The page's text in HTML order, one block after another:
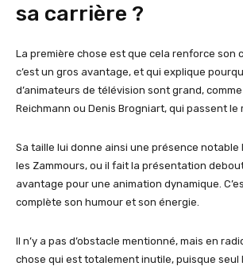
sa carrière ?
La première chose est que cela renforce son
c’est un gros avantage, et qui explique
d’animateurs de télévision sont grand,
Reichmann ou Denis Brogniart, qui passent le
Sa taille lui donne ainsi une présence notable
les Zammours, ou il fait la présentation
avantage pour une animation dynamique.​
complète son humour et son énergie.​
Il n’y a pas d’obstacle mentionné, mais en
chose qui est totalement inutile, puisque seul